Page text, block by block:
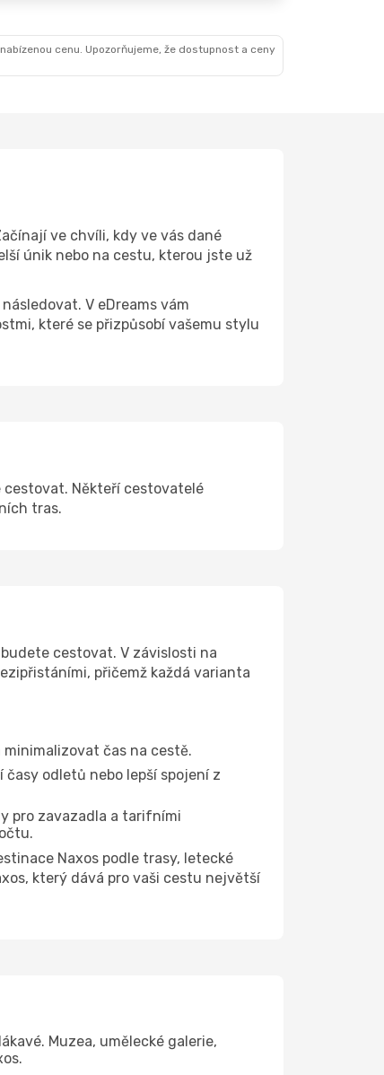
cenu. Upozorňujeme, že dostupnost a ceny
ve chvíli, kdy ve vás dané
únik nebo na cestu, kterou jste už
V eDreams vám
které se přizpůsobí vašemu stylu
cestovat. Někteří cestovatelé
tras.
cestovat. V závislosti na
přičemž každá varianta
čas na cestě.
odletů nebo lepší spojení z
pro zavazadla a tarifními
Naxos podle trasy, letecké
který dává pro vaši cestu největší
Muzea, umělecké galerie,